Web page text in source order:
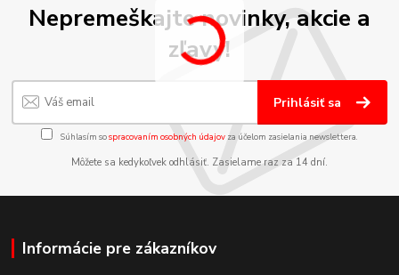
Nepremeškajte novinky, akcie a
zľavy!
Prihlásiť sa
Súhlasím sospracovaním osobných údajov za účelom zasielania newslettera.
Môžete sa kedykoľvek odhlásiť. Zasielame raz za 14 dní.
Informácie pre zákazníkov